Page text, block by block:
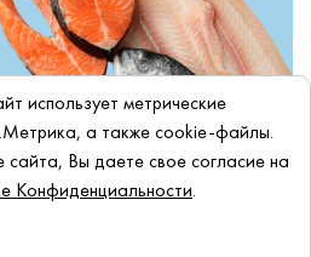
использует метрические
а также cookie-файлы.
Вы даете свое согласие на
Конфиденциальности.